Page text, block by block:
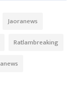
Jaoranews
Ratlambreaking